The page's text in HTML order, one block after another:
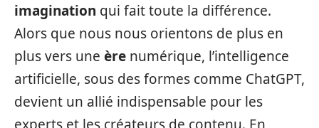
imagination qui fait toute la différence.
Alors que nous nous orientons de plus en
plus vers une ère numérique, l’intelligence
artificielle, sous des formes comme ChatGPT,
devient un allié indispensable pour les